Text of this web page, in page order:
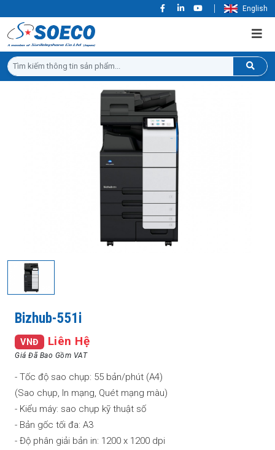
English
Bizhub-551i
VNĐ Liên Hệ
Giá Đã Bao Gồm VAT
- Tốc độ sao chụp: 55 bản/phút (A4)
(Sao chụp, In mạng, Quét mạng màu)
- Kiểu máy: sao chụp kỹ thuật số
- Bản gốc tối đa: A3
- Độ phân giải bản in: 1200 x 1200 dpi